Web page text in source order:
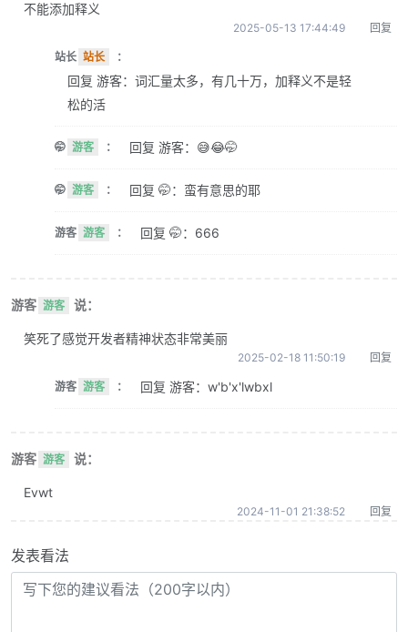
不能添加释义
2025-05-13 17:44:49 回复
站长 站长 ：
回复 游客：词汇量太多，有几十万，加释义不是轻
松的活
🤭 游客 ： 回复 游客：😅😂🤭
🤭 游客 ： 回复 🤭：蛮有意思的耶
游客 游客 ： 回复 🤭：666
游客 游客 说：
笑死了感觉开发者精神状态非常美丽
2025-02-18 11:50:19 回复
游客 游客 ： 回复 游客：w'b'x'lwbxl
游客 游客 说：
Evwt
2024-11-01 21:38:52 回复
发表看法